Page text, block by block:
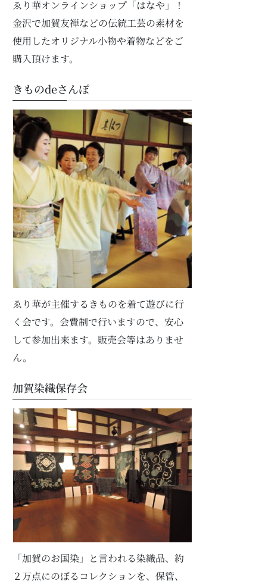
ゑり華オンラインショップ「はなや」！
金沢で加賀友禅などの伝統工芸の素材を
使用したオリジナル小物や着物などをご
購入頂けます。
きものdeさんぽ
ゑり華が主催するきものを着て遊びに行
く会です。会費制で行いますので、安心
して参加出来ます。販売会等はありませ
ん。
加賀染織保存会
「加賀のお国染」と言われる染織品、約
２万点にのぼるコレクションを、保管、